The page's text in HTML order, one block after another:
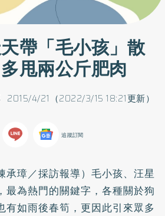
帶「毛小孩」散
甩兩公斤肥肉
2015/4/21（2022/3/15 18:21更新）
追蹤訂閱
承璋／採訪報導）毛小孩、汪星
最為熱門的關鍵字，各種關於狗
有如雨後春筍，更因此引來眾多